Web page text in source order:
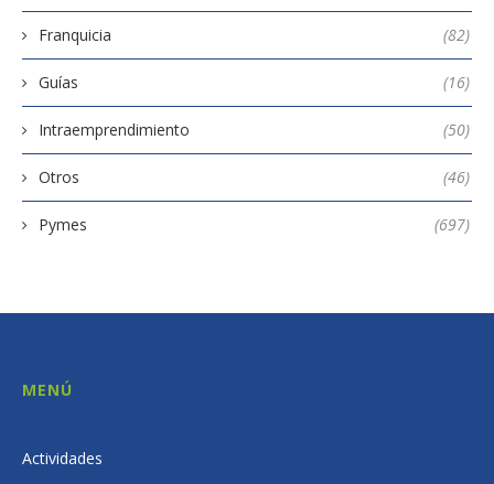
Franquicia (82)
Guías (16)
Intraemprendimiento (50)
Otros (46)
Pymes (697)
MENÚ
Actividades